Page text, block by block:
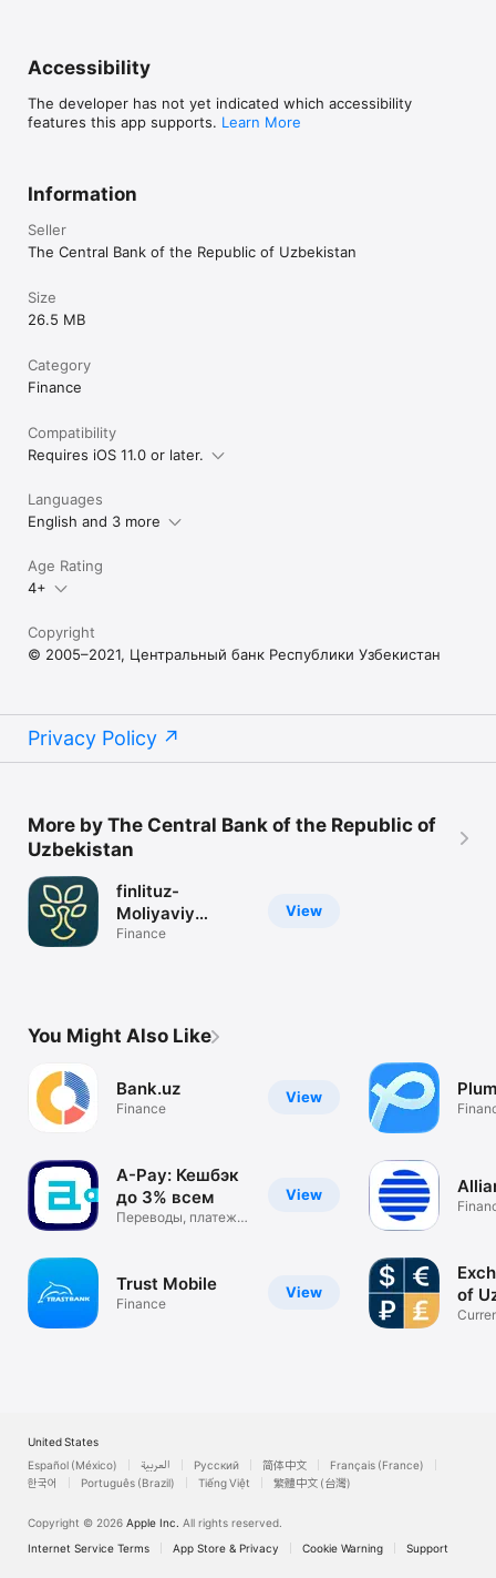
законодательную базу банковской сферы с расширенным
фильтром, благодаря которому можно легко и быстро
найти нужный нормативно-правовой акт, а при желании
его скачать или почитать онлайн.
режиме получать уведомления о новых информационных
приложения по желанию можно отключить все
уведомления или включить только необходимые.
имеет встроенный модуль поиска по всей
информационной базе, размещенной на сайте
https://www.cbu.uz. Таким образом, приложение включает
в себя весь контент и содержит полный перечень
Accessibility
The developer has not yet indicated which accessibility
features this app supports. Learn More
Information
Seller
The Central Bank of the Republic of Uzbekistan
Size
26.5 MB
Category
Finance
Compatibility
Requires iOS 11.0 or later.
Languages
English and 3 more
Age Rating
4+
Copyright
© 2005–2021, Центральный банк Республики Узбекистан
Privacy Policy
More by The Central Bank of the Republic of
Uzbekistan
View
finlituz-
Moliyaviy
savodxonlik
Finance
You Might Also Like
View
Bank.uz
Finance
View
A-Pay: Кешбэк
до 3% всем
Переводы, платежи
View
Trust Mobile
Finance
of
United States
Español (México)
العربية Русский 简体中文
Français (France)
한국어
Português (Brazil) Tiếng Việt 繁體中文 (台灣)
Copyright © 2026 Apple Inc. All rights reserved.
Internet Service Terms
App Store & Privacy Cookie Warning Support